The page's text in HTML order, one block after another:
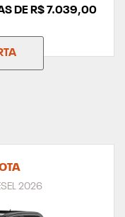
DE R$ 7.039,00
2026